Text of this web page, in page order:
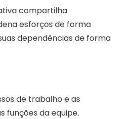
compartilha
esforços de forma
dependências de forma
de trabalho e as
funções da equipe.